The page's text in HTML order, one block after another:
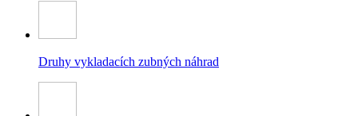
Druhy vykladacích zubných náhrad